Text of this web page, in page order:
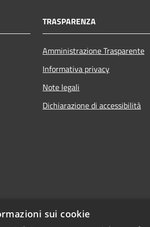
TRASPARENZA
Amministrazione Trasparente
Informativa privacy
Note legali
Dichiarazione di accessibilità
sui cookie